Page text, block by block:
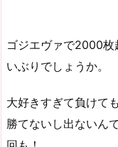
ゴジエヴァで2000枚
いぶりでしょうか。
大好きすぎて負けて
勝てないし出ないん